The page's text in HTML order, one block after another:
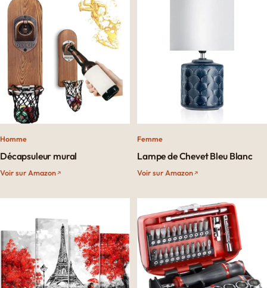
Homme
Décapsuleur mural
Voir sur Amazon
Femme
Lampe de Chevet Bleu Blanc
Voir sur Amazon